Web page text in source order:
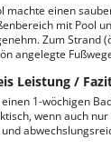
machte einen
mit Pool
Zum Strand
angelegte
Leistung /
einen 1-wöchigen
wenn auch